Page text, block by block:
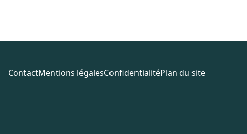
ContactMentions légalesConfidentialitéPlan du site